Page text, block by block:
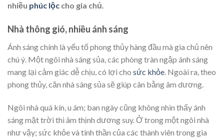
nhiều phúc lộc cho gia chủ.
Nhà thông gió, nhiều ánh sáng
Ánh sáng chính là yếu tố phong thủy hàng đầu mà gia chủ nên
chú ý. Một ngôi nhà sáng sủa, các phòng tràn ngập ánh sáng
mang lại cảm giác dễ chịu, có lợi cho sức khỏe. Ngoài ra, theo
phong thủy, căn nhà sáng sủa sẽ giúp cân bằng âm dương.
Ngôi nhà quá kín, u ám; ban ngày cũng không nhìn thấy ánh
sáng mặt trời thì âm thịnh dương suy. Ở trong một ngôi nhà
như vậy; sức khỏe và tinh thần của các thành viên trong gia